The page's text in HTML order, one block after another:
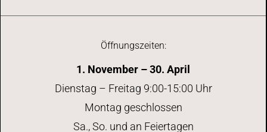
Öffnungszeiten:
1. November – 30. April
Dienstag – Freitag 9:00-15:00 Uhr
Montag geschlossen
Sa., So. und an Feiertagen